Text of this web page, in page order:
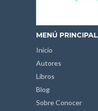
MENÚ PRINCIPAL
Inicio
Autores
Libros
Blog
Sobre Conocer